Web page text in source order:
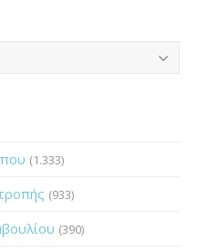
(1.333)
(933)
(390)